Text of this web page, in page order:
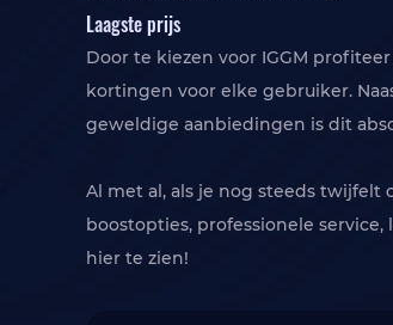
Laagste prijs
Door te kiezen voor IGGM
kortingen voor elke gebruiker.
geweldige aanbiedingen is dit
Al met al, als je nog steeds twijfelt
boostopties, professionele
hier te zien!